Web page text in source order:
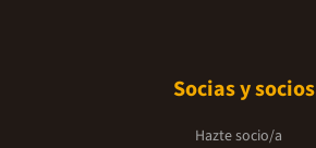
Socias y socios
Hazte socio/a